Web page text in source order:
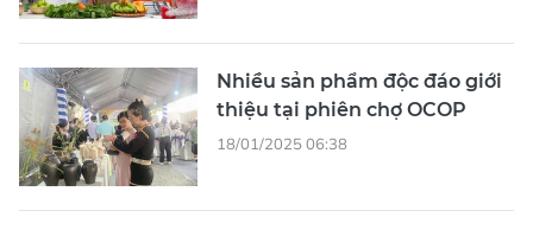
Nhiều sản phẩm độc đáo giới
thiệu tại phiên chợ OCOP
18/01/2025 06:38